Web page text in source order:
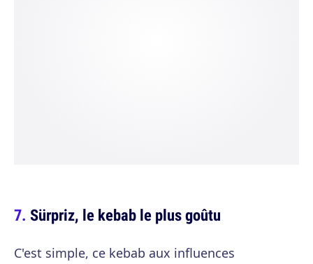
Sürpriz, le kebab le plus goûtu
C'est simple, ce kebab aux influences